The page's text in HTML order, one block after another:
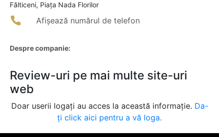
Fălticeni, Piața Nada Florilor
Afișează numărul de telefon
Despre companie:
Review-uri pe mai multe site-uri
web
Doar userii logați au acces la această informație. Da-
ți click aici pentru a vă loga.